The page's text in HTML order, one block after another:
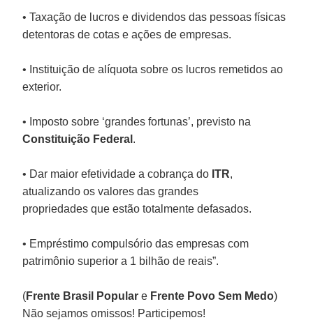
• Taxação de lucros e dividendos das pessoas físicas
detentoras de cotas e ações de empresas.
• Instituição de alíquota sobre os lucros remetidos ao
exterior.
• Imposto sobre ‘grandes fortunas’, previsto na
Constituição Federal .
• Dar maior efetividade a cobrança do ITR,
atualizando os valores das grandes
propriedades que estão totalmente defasados.
• Empréstimo compulsório das empresas com
patrimônio superior a 1 bilhão de reais”.
(Frente Brasil Popular e Frente Povo Sem Medo)
Não sejamos omissos! Participemos!